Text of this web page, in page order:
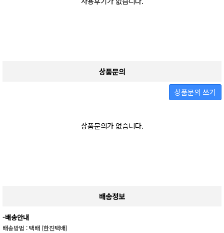
상품문의
상품문의 쓰기
상품문의가 없습니다.
배송정보
-배송안내
배송방법 : 택배 (한진택배)